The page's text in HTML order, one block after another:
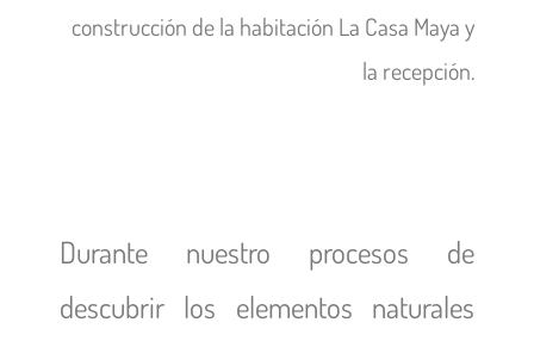
construcción de la habitación La Casa Maya y
la recepción.
Durante nuestro procesos de
descubrir los elementos naturales